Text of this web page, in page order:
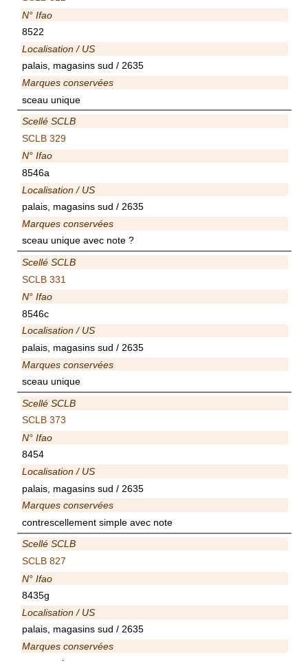
N° Ifao
8522
Localisation / US
palais, magasins sud / 2635
Marques conservées
sceau unique
Scellé SCLB
SCLB 329
N° Ifao
8546a
Localisation / US
palais, magasins sud / 2635
Marques conservées
sceau unique avec note ?
Scellé SCLB
SCLB 331
N° Ifao
8546c
Localisation / US
palais, magasins sud / 2635
Marques conservées
sceau unique
Scellé SCLB
SCLB 373
N° Ifao
8454
Localisation / US
palais, magasins sud / 2635
Marques conservées
contrescellement simple avec note
Scellé SCLB
SCLB 827
N° Ifao
8435g
Localisation / US
palais, magasins sud / 2635
Marques conservées